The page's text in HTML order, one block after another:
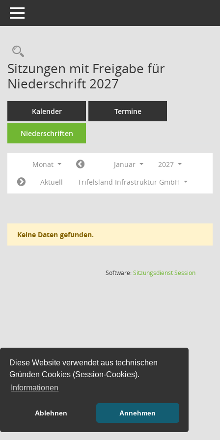
Diese Website verwendet aus technischen
Gründen Cookies (Session-Cookies).
Informationen
Ablehnen Annehmen
Toggle navigation
Rechercheauswahl
Sitzungen mit Freigabe für
Niederschrift 2027
Kalender Termine
Niederschriften
Monat Januar
2027
Aktuell
Trifelsland Infrastruktur GmbH
Keine Daten gefunden.
Software:SitzungsdienstSession(Wird in